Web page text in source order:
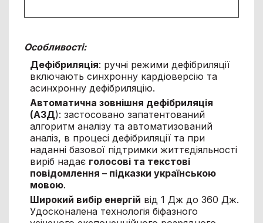
Особливості:
Дефібриляція: ручні режими дефібриляції
включають синхронну кардіоверсію та
асинхронну дефібриляцію.
Автоматична зовнішня дефібриляція
(АЗД): застосовано запатентований
алгоритм аналізу та автоматизований
аналіз, в процесі дефібриляції та при
наданні базової підтримки життєдіяльності
виріб надає голосові та текстові
повідомлення – підказки українською
мовою.
Широкий вибір енергій від 1 Дж до 360 Дж.
Удосконалена технологія біфазного